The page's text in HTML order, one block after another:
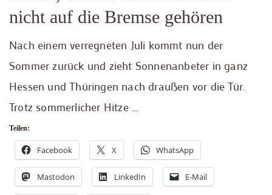
nicht auf die Bremse gehören
Nach einem verregneten Juli kommt nun der
Sommer zurück und zieht Sonnenanbeter in ganz
Hessen und Thüringen nach draußen vor die Tür.
Trotz sommerlicher Hitze …
Teilen:
Facebook X WhatsApp
Mastodon LinkedIn E-Mail